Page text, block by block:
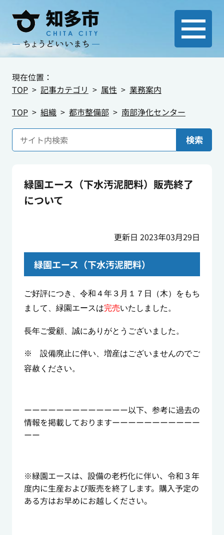
現在位置：
TOP
記事カテゴリ 属性
業務案内
TOP
組織 都市整備部 南部浄化センター
検索
緑園エース（下水汚泥肥料）販売終了
について
更新日 2023年03月29日
緑園エース（下水汚泥肥料）
ご好評につき、令和４年３月１７日（木）をもち
まして、緑園エースは完売いたしました。
長年ご愛顧、誠にありがとうございました。
※ 設備廃止に伴い、増産はございませんのでご
容赦ください。
ーーーーーーーーーーーーー以下、参考に過去の
情報を掲載しておりますーーーーーーーーーーー
ーー
※緑園エースは、設備の老朽化に伴い、令和３年
度内に生産および販売を終了します。購入予定の
ある方はお早めにお越しください。